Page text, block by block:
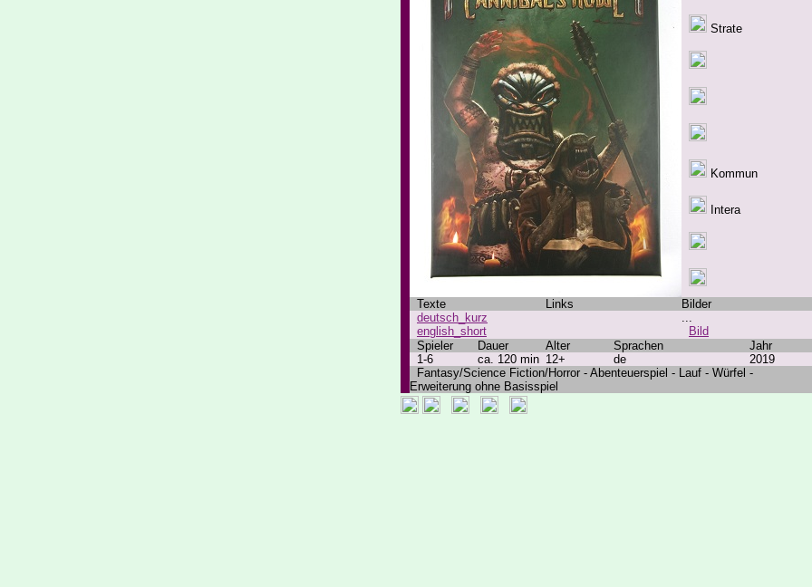
Strate
Kommun
Intera
Texte Links
Bilder
deutsch_kurz
english_short
...
Bild
Spieler
Dauer Alter Sprachen
Jahr
1-6
ca. 120 min 12+ de
2019
Fantasy/Science Fiction/Horror - Abenteuerspiel - Lauf - Würfel -
Erweiterung ohne Basisspiel